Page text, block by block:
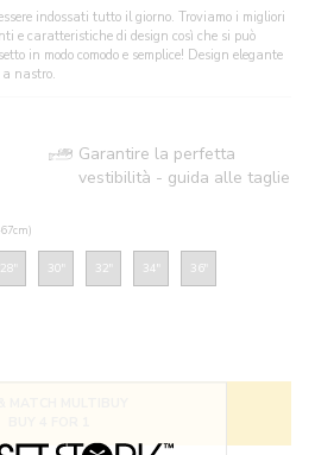
indossati tutto il giorno. Troviamo i migliori
e caratteristiche di design così che si può
in modo comodo e semplice! Design elegante
nastro.
Garantire la perfetta
vestibilità - guida alle taglie
28" 30" 32" 34" 36"